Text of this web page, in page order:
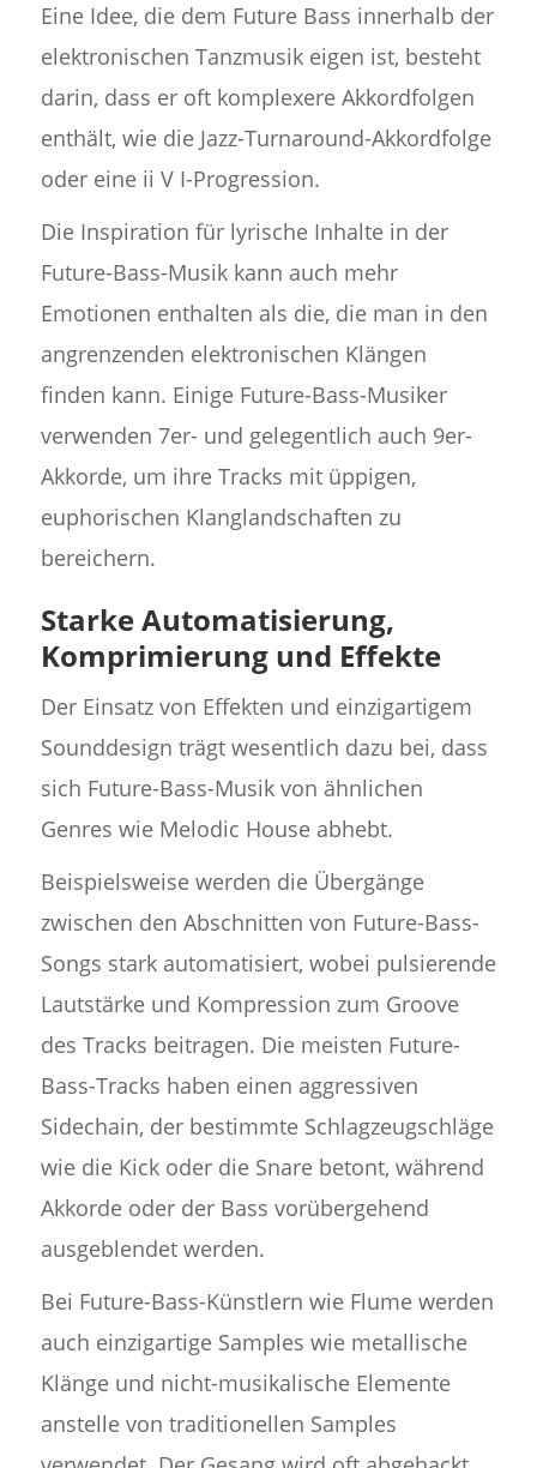
Eine Idee, die dem Future Bass innerhalb der
elektronischen Tanzmusik eigen ist, besteht
darin, dass er oft komplexere Akkordfolgen
enthält, wie die Jazz-Turnaround-Akkordfolge
oder eine ii V I-Progression.
Die Inspiration für lyrische Inhalte in der
Future-Bass-Musik kann auch mehr
Emotionen enthalten als die, die man in den
angrenzenden elektronischen Klängen
finden kann. Einige Future-Bass-Musiker
verwenden 7er- und gelegentlich auch 9er-
Akkorde, um ihre Tracks mit üppigen,
euphorischen Klanglandschaften zu
bereichern.
Starke Automatisierung,
Komprimierung und Effekte
Der Einsatz von Effekten und einzigartigem
Sounddesign trägt wesentlich dazu bei, dass
sich Future-Bass-Musik von ähnlichen
Genres wie Melodic House abhebt.
Beispielsweise werden die Übergänge
zwischen den Abschnitten von Future-Bass-
Songs stark automatisiert, wobei pulsierende
Lautstärke und Kompression zum Groove
des Tracks beitragen. Die meisten Future-
Bass-Tracks haben einen aggressiven
Sidechain, der bestimmte Schlagzeugschläge
wie die Kick oder die Snare betont, während
Akkorde oder der Bass vorübergehend
ausgeblendet werden.
Bei Future-Bass-Künstlern wie Flume werden
auch einzigartige Samples wie metallische
Klänge und nicht-musikalische Elemente
anstelle von traditionellen Samples